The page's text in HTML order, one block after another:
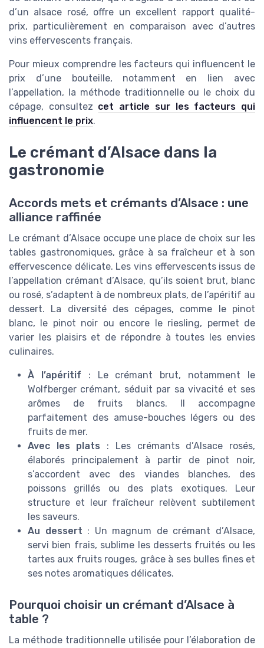
d’un alsace rosé, offre un excellent rapport qualité-
prix, particulièrement en comparaison avec d’autres
vins effervescents français.
Pour mieux comprendre les facteurs qui influencent le
prix d’une bouteille, notamment en lien avec
l’appellation, la méthode traditionnelle ou le choix du
cépage, consultez cet article sur les facteurs qui
influencent le prix.
Le crémant d’Alsace dans la
gastronomie
Accords mets et crémants d’Alsace : une
alliance raffinée
Le crémant d’Alsace occupe une place de choix sur les
tables gastronomiques, grâce à sa fraîcheur et à son
effervescence délicate. Les vins effervescents issus de
l’appellation crémant d’Alsace, qu’ils soient brut, blanc
ou rosé, s’adaptent à de nombreux plats, de l’apéritif au
dessert. La diversité des cépages, comme le pinot
blanc, le pinot noir ou encore le riesling, permet de
varier les plaisirs et de répondre à toutes les envies
culinaires.
À l’apéritif : Le crémant brut, notamment le
Wolfberger crémant, séduit par sa vivacité et ses
arômes de fruits blancs. Il accompagne
parfaitement des amuse-bouches légers ou des
fruits de mer.
Avec les plats : Les crémants d’Alsace rosés,
élaborés principalement à partir de pinot noir,
s’accordent avec des viandes blanches, des
poissons grillés ou des plats exotiques. Leur
structure et leur fraîcheur relèvent subtilement
les saveurs.
Au dessert : Un magnum de crémant d’Alsace,
servi bien frais, sublime les desserts fruités ou les
tartes aux fruits rouges, grâce à ses bulles fines et
ses notes aromatiques délicates.
Pourquoi choisir un crémant d’Alsace à
table ?
La méthode traditionnelle utilisée pour l’élaboration de